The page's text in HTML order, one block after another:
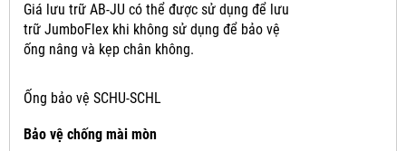
Giá lưu trữ AB-JU có thể được sử dụng để lưu
trữ JumboFlex khi không sử dụng để bảo vệ
ống nâng và kẹp chân không.
Ống bảo vệ SCHU-SCHL
Bảo vệ chống mài mòn